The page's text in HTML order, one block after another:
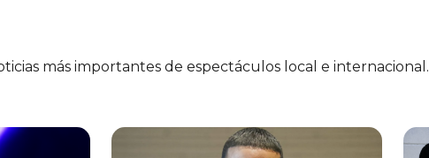
más importantes de espectáculos local e internacional.